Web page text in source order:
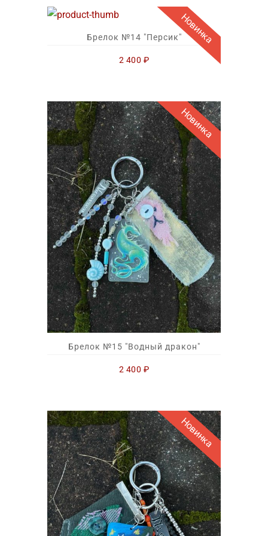
Новинка
Брелок №14 "Персик"
2 400 ₽
Новинка
Брелок №15 "Водный дракон"
2 400 ₽
Новинка